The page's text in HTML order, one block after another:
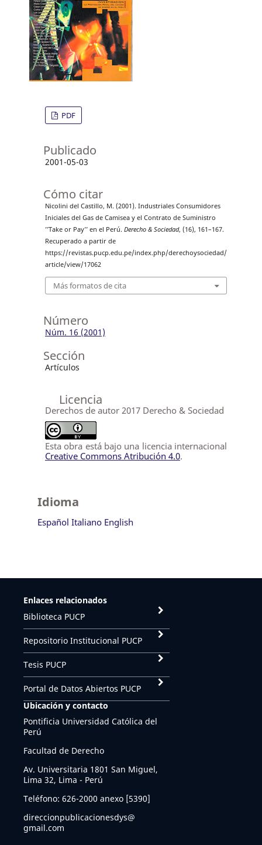
PDF
Publicado
2001-05-03
Cómo citar
Nicolini del Castillo, M. (2001). Industriales Consumidores
Iniciales del Gas de Camisea y el Contrato de Suministro
’’Take or Pay’’ en el Perú. Derecho & Sociedad, (16), 161–167.
Recuperado a partir de
https://revistas.pucp.edu.pe/index.php/derechoysociedad/
article/view/17062
Más formatos de cita
Número
Núm. 16 (2001)
Sección
Artículos
Licencia
Derechos de autor 2017 Derecho & Sociedad
Esta obra está bajo una licencia internacional
Creative Commons Atribución 4.0.
Idioma
Español Italiano English
Enlaces relacionados
Biblioteca PUCP
Repositorio Institucional PUCP
Tesis PUCP
Portal de Datos Abiertos PUCP
Ubicación y contacto
Pontificia Universidad Católica del
Perú
Facultad de Derecho
Av. Universitaria 1801 San Miguel,
Lima 32, Lima - Perú
Teléfono: 626-2000 anexo [5390]
direccionpublicacionesdys@
gmail.com